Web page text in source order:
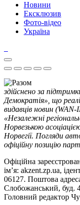
Новини
Ексклюзив
Фото-відео
Україна
здійснено за
Демократія», що
видавців новин
«Незалежні
Норвезькою
Норвегії. Погляди
офіційну позицію
Офіційна
ім’я: akzent.zp.ua,
06127. Поштова
Слобожанський, буд.
Головний редактор